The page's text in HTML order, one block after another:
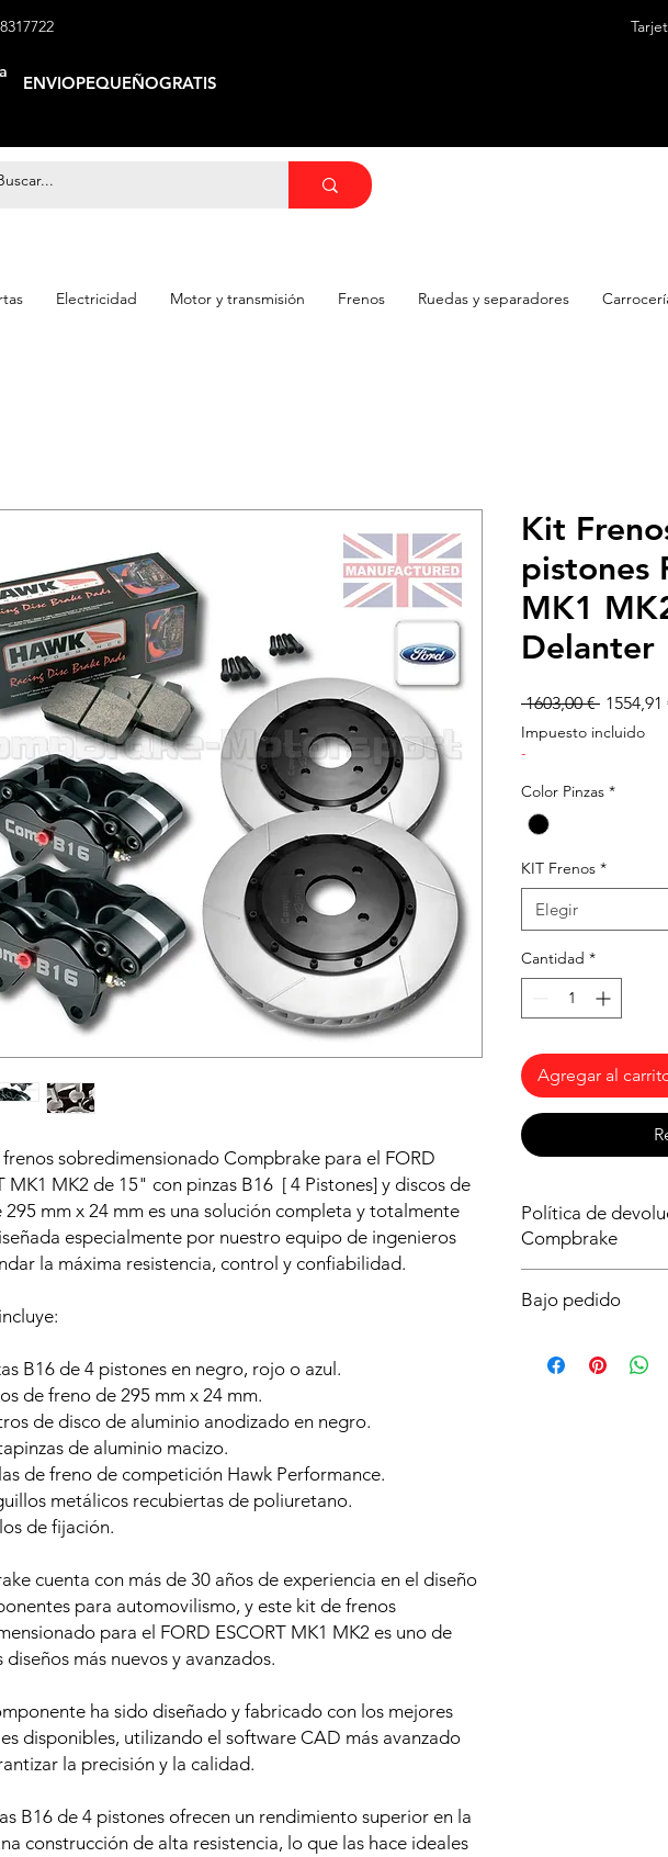
ENVIOPEQUEÑOGRATIS
Electricidad Motor y transmisión Frenos Ruedas y separadores
sobredimensionado Compbrake para el FORD
MK1 MK2 de 15" con pinzas B16 [ 4 Pistones] y discos de
295 mm x 24 mm es una solución completa y totalmente
especialmente por nuestro equipo de ingenieros
la máxima resistencia, control y confiabilidad.
B16 de 4 pistones en negro, rojo o azul.
de freno de 295 mm x 24 mm.
de disco de aluminio anodizado en negro.
de aluminio macizo.
de freno de competición Hawk Performance.
metálicos recubiertas de poliuretano.
de fijación.
cuenta con más de 30 años de experiencia en el diseño
para automovilismo, y este kit de frenos
para el FORD ESCORT MK1 MK2 es uno de
diseños más nuevos y avanzados.
ha sido diseñado y fabricado con los mejores
disponibles, utilizando el software CAD más avanzado
la precisión y la calidad.
B16 de 4 pistones ofrecen un rendimiento superior en la
construcción de alta resistencia, lo que las hace ideales
Kit
pistones
MK1
Delanter
1603,00 € Precio
1554,91
Impuesto incluido
-
Color Pinzas *
KIT Frenos *
Elegir
Cantidad *
Agregar al
Política de
Compbrake
importante
o lo intentes montar
Bajo pedido
plazo de entrega es